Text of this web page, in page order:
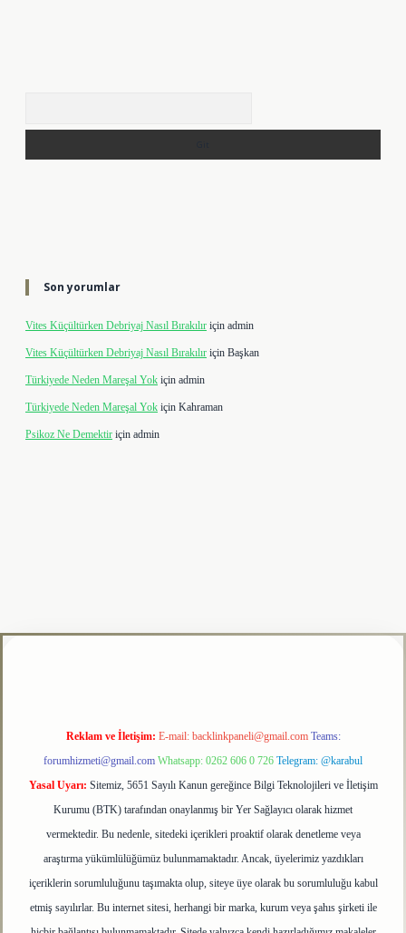
Son yorumlar
Vites Küçültürken Debriyaj Nasıl Bırakılır için admin
Vites Küçültürken Debriyaj Nasıl Bırakılır için Başkan
Türkiyede Neden Mareşal Yok için admin
Türkiyede Neden Mareşal Yok için Kahraman
Psikoz Ne Demektir için admin
Reklam ve İletişim: E-mail: backlinkpaneli@gmail.com Teams:
forumhizmeti@gmail.com Whatsapp: 0262 606 0 726 Telegram: @karabul
Yasal Uyarı: Sitemiz, 5651 Sayılı Kanun gereğince Bilgi Teknolojileri ve İletişim
Kurumu (BTK) tarafından onaylanmış bir Yer Sağlayıcı olarak hizmet
vermektedir. Bu nedenle, sitedeki içerikleri proaktif olarak denetleme veya
araştırma yükümlülüğümüz bulunmamaktadır. Ancak, üyelerimiz yazdıkları
içeriklerin sorumluluğunu taşımakta olup, siteye üye olarak bu sorumluluğu kabul
etmiş sayılırlar. Bu internet sitesi, herhangi bir marka, kurum veya şahıs şirketi ile